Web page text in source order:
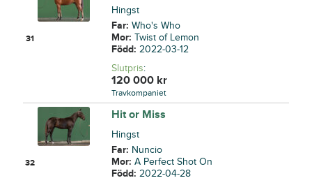
31
Hingst
Far:Who's Who
Mor:Twist of Lemon
Född:2022-03-12
Slutpris:
120 000 kr
Travkompaniet
32
Hit or Miss
Hingst
Far: Nuncio
Mor:A Perfect Shot On
Född:2022-04-28